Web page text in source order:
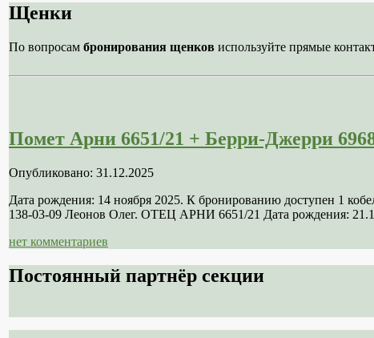
Щенки
По вопросам бронирования щенков используйте прямые
Помет Арни 6651/21 + Берри-Джерри
Опубликовано: 31.12.2025
Дата рождения: 14 ноября 2025. К бронированию доступен 1
138-03-09 Леонов Олег. ОТЕЦ АРНИ 6651/21 Дата рождения:
нет комментариев
Постоянный партнёр секции